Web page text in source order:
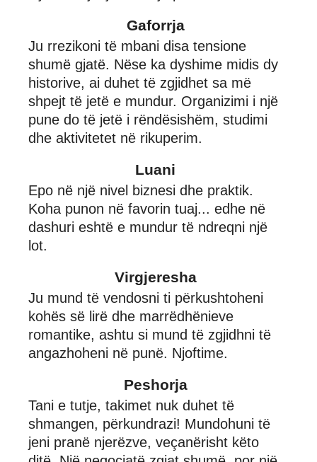
Gaforrja
Ju rrezikoni të mbani disa tensione
shumë gjatë. Nëse ka dyshime midis dy
historive, ai duhet të zgjidhet sa më
shpejt të jetë e mundur. Organizimi i një
pune do të jetë i rëndësishëm, studimi
dhe aktivitetet në rikuperim.
Luani
Epo në një nivel biznesi dhe praktik.
Koha punon në favorin tuaj... edhe në
dashuri eshtë e mundur të ndreqni një
lot.
Virgjeresha
Ju mund të vendosni ti përkushtoheni
kohës së lirë dhe marrëdhënieve
romantike, ashtu si mund të zgjidhni të
angazhoheni në punë. Njoftime.
Peshorja
Tani e tutje, takimet nuk duhet të
shmangen, përkundrazi! Mundohuni të
jeni pranë njerëzve, veçanërisht këto